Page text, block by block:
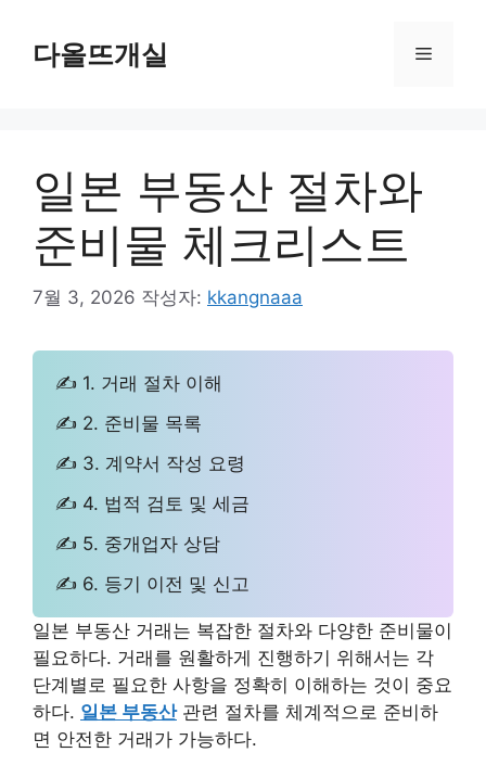
다올뜨개실 메
일본 부동산 절차와
준비물 체크리스트
7월 3, 2026 작성자: kkangnaaa
✍ 1. 거래 절차 이해
✍ 2. 준비물 목록
✍ 3. 계약서 작성 요령
✍ 4. 법적 검토 및 세금
✍ 5. 중개업자 상담
✍ 6. 등기 이전 및 신고
일본 부동산 거래는 복잡한 절차와 다양한 준비물이
필요하다. 거래를 원활하게 진행하기 위해서는 각
단계별로 필요한 사항을 정확히 이해하는 것이 중요
하다. 일본 부동산관련 절차를 체계적으로 준비하
면 안전한 거래가 가능하다.